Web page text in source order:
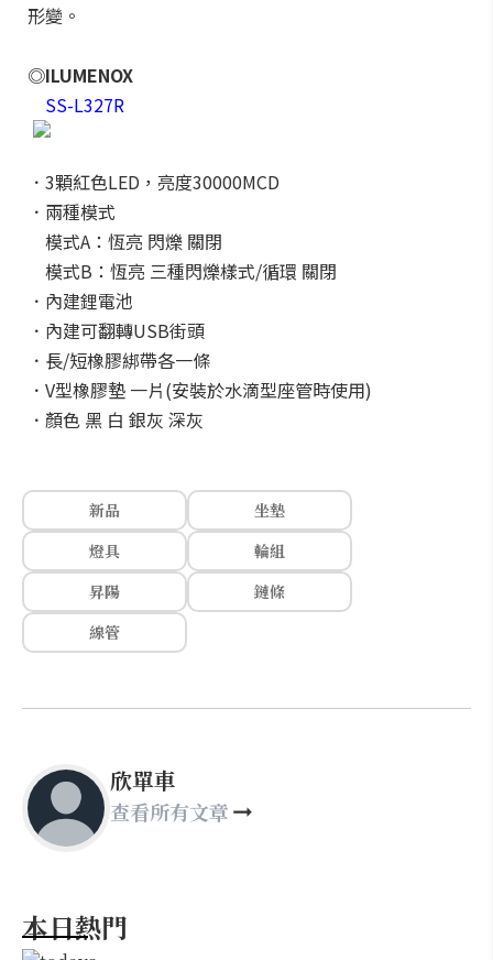
形變。
◎ILUMENOX
SS-L327R
．3顆紅色LED，亮度30000MCD
．兩種模式
模式A：恆亮 閃爍 關閉
模式B：恆亮 三種閃爍樣式/循環 關閉
．內建鋰電池
．內建可翻轉USB街頭
．長/短橡膠綁帶各一條
．V型橡膠墊 一片(安裝於水滴型座管時使用)
．顏色 黑 白 銀灰 深灰
新品
坐墊
燈具
輪組
昇陽
鏈條
線管
欣單車
查看所有文章
本日熱門